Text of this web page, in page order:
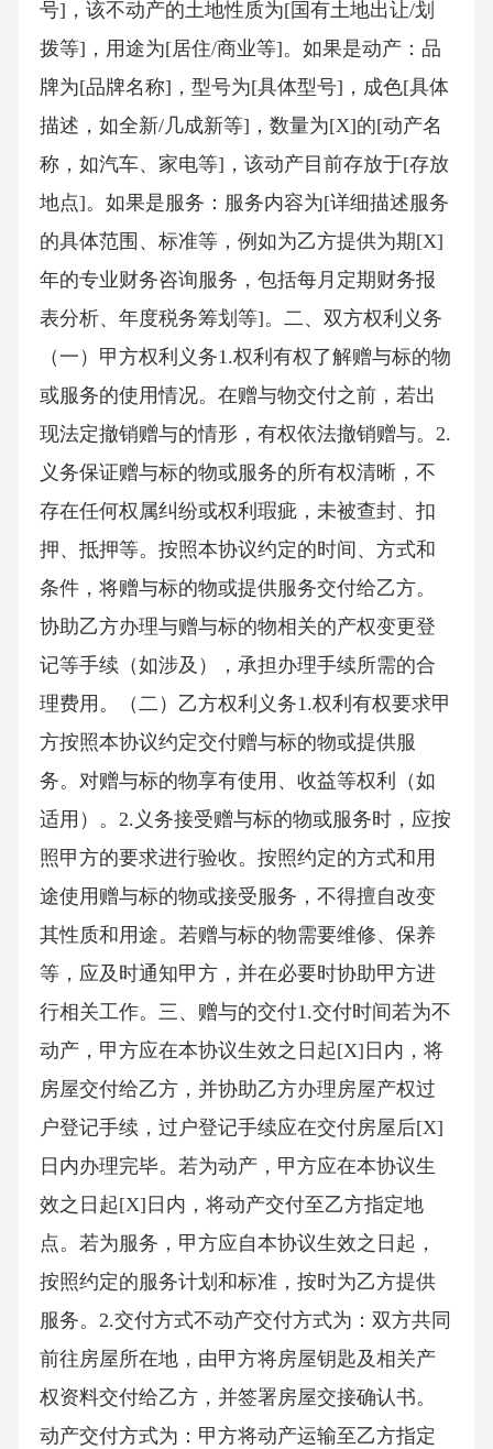
号]，该不动产的土地性质为[国有土地出让/划
拨等]，用途为[居住/商业等]。如果是动产：品
牌为[品牌名称]，型号为[具体型号]，成色[具体
描述，如全新/几成新等]，数量为[X]的[动产名
称，如汽车、家电等]，该动产目前存放于[存放
地点]。如果是服务：服务内容为[详细描述服务
的具体范围、标准等，例如为乙方提供为期[X]
年的专业财务咨询服务，包括每月定期财务报
表分析、年度税务筹划等]。二、双方权利义务
（一）甲方权利义务1.权利有权了解赠与标的物
或服务的使用情况。在赠与物交付之前，若出
现法定撤销赠与的情形，有权依法撤销赠与。2.
义务保证赠与标的物或服务的所有权清晰，不
存在任何权属纠纷或权利瑕疵，未被查封、扣
押、抵押等。按照本协议约定的时间、方式和
条件，将赠与标的物或提供服务交付给乙方。
协助乙方办理与赠与标的物相关的产权变更登
记等手续（如涉及），承担办理手续所需的合
理费用。（二）乙方权利义务1.权利有权要求甲
方按照本协议约定交付赠与标的物或提供服
务。对赠与标的物享有使用、收益等权利（如
适用）。2.义务接受赠与标的物或服务时，应按
照甲方的要求进行验收。按照约定的方式和用
途使用赠与标的物或接受服务，不得擅自改变
其性质和用途。若赠与标的物需要维修、保养
等，应及时通知甲方，并在必要时协助甲方进
行相关工作。三、赠与的交付1.交付时间若为不
动产，甲方应在本协议生效之日起[X]日内，将
房屋交付给乙方，并协助乙方办理房屋产权过
户登记手续，过户登记手续应在交付房屋后[X]
日内办理完毕。若为动产，甲方应在本协议生
效之日起[X]日内，将动产交付至乙方指定地
点。若为服务，甲方应自本协议生效之日起，
按照约定的服务计划和标准，按时为乙方提供
服务。2.交付方式不动产交付方式为：双方共同
前往房屋所在地，由甲方将房屋钥匙及相关产
权资料交付给乙方，并签署房屋交接确认书。
动产交付方式为：甲方将动产运输至乙方指定